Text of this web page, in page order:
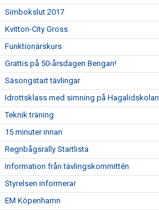
Simbokslut 2017
Kvitton-City Gross
Funktionärskurs
Grattis på 50-årsdagen Bengan!
Säsongstart tävlingar
Idrottsklass med simning på Hagalidskolan
Teknik träning
15 minuter innan
Regnbågsrally Startlista
Information från tävlingskommittén
Styrelsen informerar
EM Köpenhamn